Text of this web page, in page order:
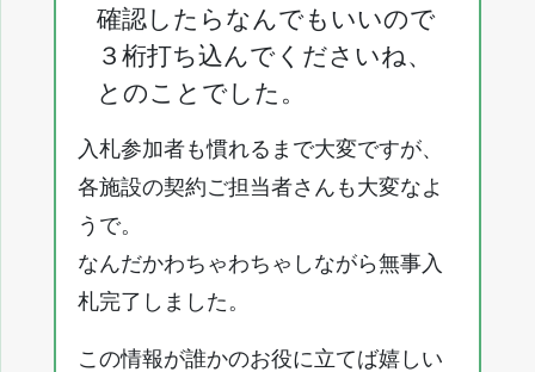
確認したらなんでもいいので
３桁打ち込んでくださいね、
とのことでした。
入札参加者も慣れるまで大変ですが、
各施設の契約ご担当者さんも大変なよ
うで。
なんだかわちゃわちゃしながら無事入
札完了しました。
この情報が誰かのお役に立てば嬉しい